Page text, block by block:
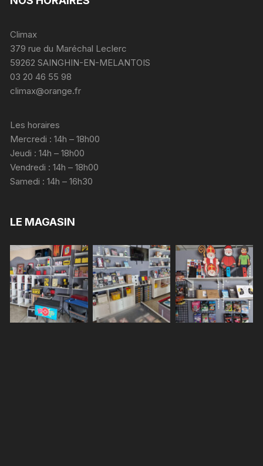
Climax
379 rue du Maréchal Leclerc
59262 SAINGHIN-EN-MELANTOIS
03 20 46 55 98
climax@orange.fr
Les horaires
Mercredi : 14h – 18h00
Jeudi : 14h – 18h00
Vendredi : 14h – 18h00
Samedi : 14h – 16h30
LE MAGASIN